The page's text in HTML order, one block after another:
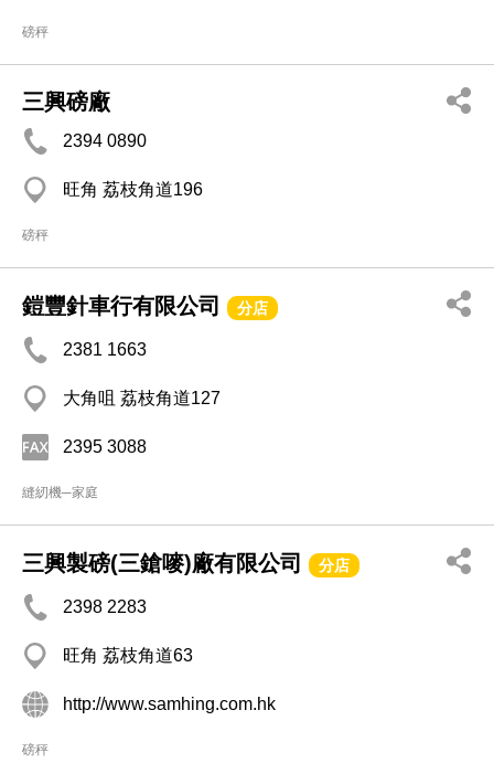
磅秤
三興磅廠
2394 0890
旺角 荔枝角道196
磅秤
鎧豐針車行有限公司 分店
2381 1663
大角咀 荔枝角道127
2395 3088
縫紉機─家庭
三興製磅(三鎗嘜)廠有限公司 分店
2398 2283
旺角 荔枝角道63
http://www.samhing.com.hk
磅秤